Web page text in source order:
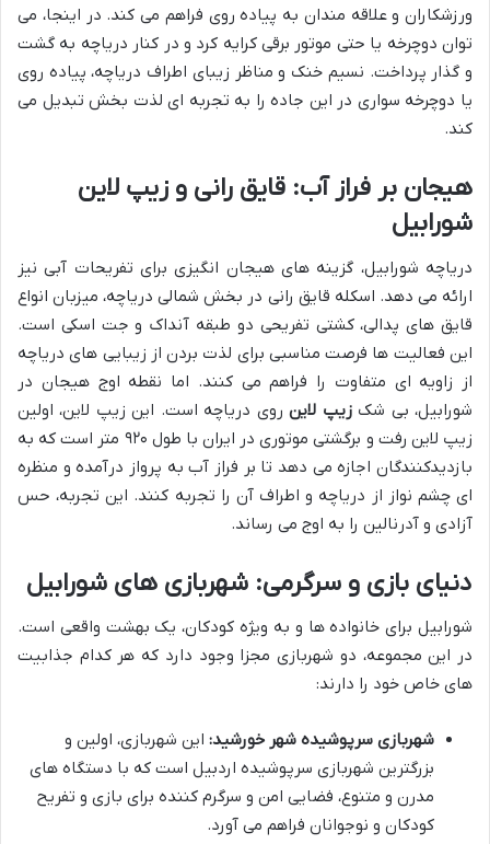
ورزشکاران و علاقه مندان به پیاده روی فراهم می کند. در اینجا، می
توان دوچرخه یا حتی موتور برقی کرایه کرد و در کنار دریاچه به گشت
و گذار پرداخت. نسیم خنک و مناظر زیبای اطراف دریاچه، پیاده روی
یا دوچرخه سواری در این جاده را به تجربه ای لذت بخش تبدیل می
کند.
هیجان بر فراز آب: قایق رانی و زیپ لاین
شورابیل
دریاچه شورابیل، گزینه های هیجان انگیزی برای تفریحات آبی نیز
ارائه می دهد. اسکله قایق رانی در بخش شمالی دریاچه، میزبان انواع
قایق های پدالی، کشتی تفریحی دو طبقه آنداک و جت اسکی است.
این فعالیت ها فرصت مناسبی برای لذت بردن از زیبایی های دریاچه
از زاویه ای متفاوت را فراهم می کنند. اما نقطه اوج هیجان در
شورابیل، بی شکزیپ لاینروی دریاچه است. این زیپ لاین، اولین
زیپ لاین رفت و برگشتی موتوری در ایران با طول ۹۲۰ متر است که به
بازدیدکنندگان اجازه می دهد تا بر فراز آب به پرواز درآمده و منظره
ای چشم نواز از دریاچه و اطراف آن را تجربه کنند. این تجربه، حس
آزادی و آدرنالین را به اوج می رساند.
دنیای بازی و سرگرمی: شهربازی های شورابیل
شورابیل برای خانواده ها و به ویژه کودکان، یک بهشت واقعی است.
در این مجموعه، دو شهربازی مجزا وجود دارد که هر کدام جذابیت
های خاص خود را دارند:
شهربازی سرپوشیده شهر خورشید: این شهربازی، اولین و
بزرگترین شهربازی سرپوشیده اردبیل است که با دستگاه های
مدرن و متنوع، فضایی امن و سرگرم کننده برای بازی و تفریح
کودکان و نوجوانان فراهم می آورد.